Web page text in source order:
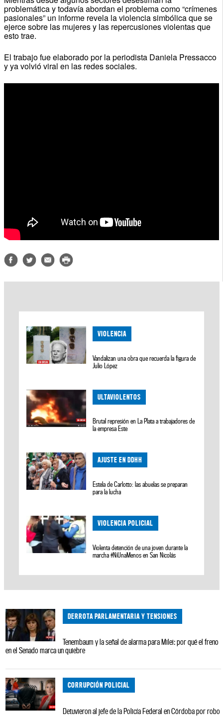
problemática y todavía abordan el problema como “crímenes
pasionales” un informe revela la violencia simbólica que se
ejerce sobre las mujeres y las repercusiones violentas que
esto trae.
El trabajo fue elaborado por la periodista Daniela Pressacco
y ya volvió viral en las redes sociales.
VIOLENCIA
Vandalizan una obra que recuerda la figura de
Julio López
ULTAVIOLENTOS
Brutal represión en La Plata a trabajadores de
la empresa Este
AJUSTE EN DDHH
Estela de Carlotto: las abuelas se preparan
para la lucha
VIOLENCIA POLICIAL
Violenta detención de una joven durante la
marcha #NiUnaMenos en San Nicolás
DERROTA PARLAMENTARIA Y TENSIONES
Tenembaum y la señal de alarma para Milei: por qué el freno
en el Senado marca un quiebre
CORRUPCIÓN POLICIAL
Detuvieron al jefe de la Policía Federal en Córdoba por robo